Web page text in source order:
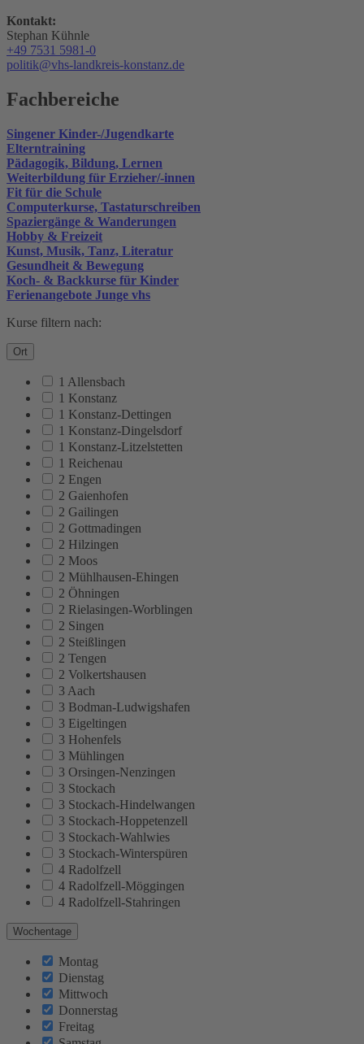
Kontakt:
Stephan Kühnle
+49 7531 5981-0
politik@vhs-landkreis-konstanz.de
Fachbereiche
Singener Kinder-/Jugendkarte
Elterntraining
Pädagogik, Bildung, Lernen
Weiterbildung für Erzieher/-innen
Fit für die Schule
Computerkurse, Tastaturschreiben
Spaziergänge & Wanderungen
Hobby & Freizeit
Kunst, Musik, Tanz, Literatur
Gesundheit & Bewegung
Koch- & Backkurse für Kinder
Ferienangebote Junge vhs
Kurse filtern nach:
Ort
1 Allensbach
1 Konstanz
1 Konstanz-Dettingen
1 Konstanz-Dingelsdorf
1 Konstanz-Litzelstetten
1 Reichenau
2 Engen
2 Gaienhofen
2 Gailingen
2 Gottmadingen
2 Hilzingen
2 Moos
2 Mühlhausen-Ehingen
2 Öhningen
2 Rielasingen-Worblingen
2 Singen
2 Steißlingen
2 Tengen
2 Volkertshausen
3 Aach
3 Bodman-Ludwigshafen
3 Eigeltingen
3 Hohenfels
3 Mühlingen
3 Orsingen-Nenzingen
3 Stockach
3 Stockach-Hindelwangen
3 Stockach-Hoppetenzell
3 Stockach-Wahlwies
3 Stockach-Winterspüren
4 Radolfzell
4 Radolfzell-Möggingen
4 Radolfzell-Stahringen
Wochentage
Montag
Dienstag
Mittwoch
Donnerstag
Freitag